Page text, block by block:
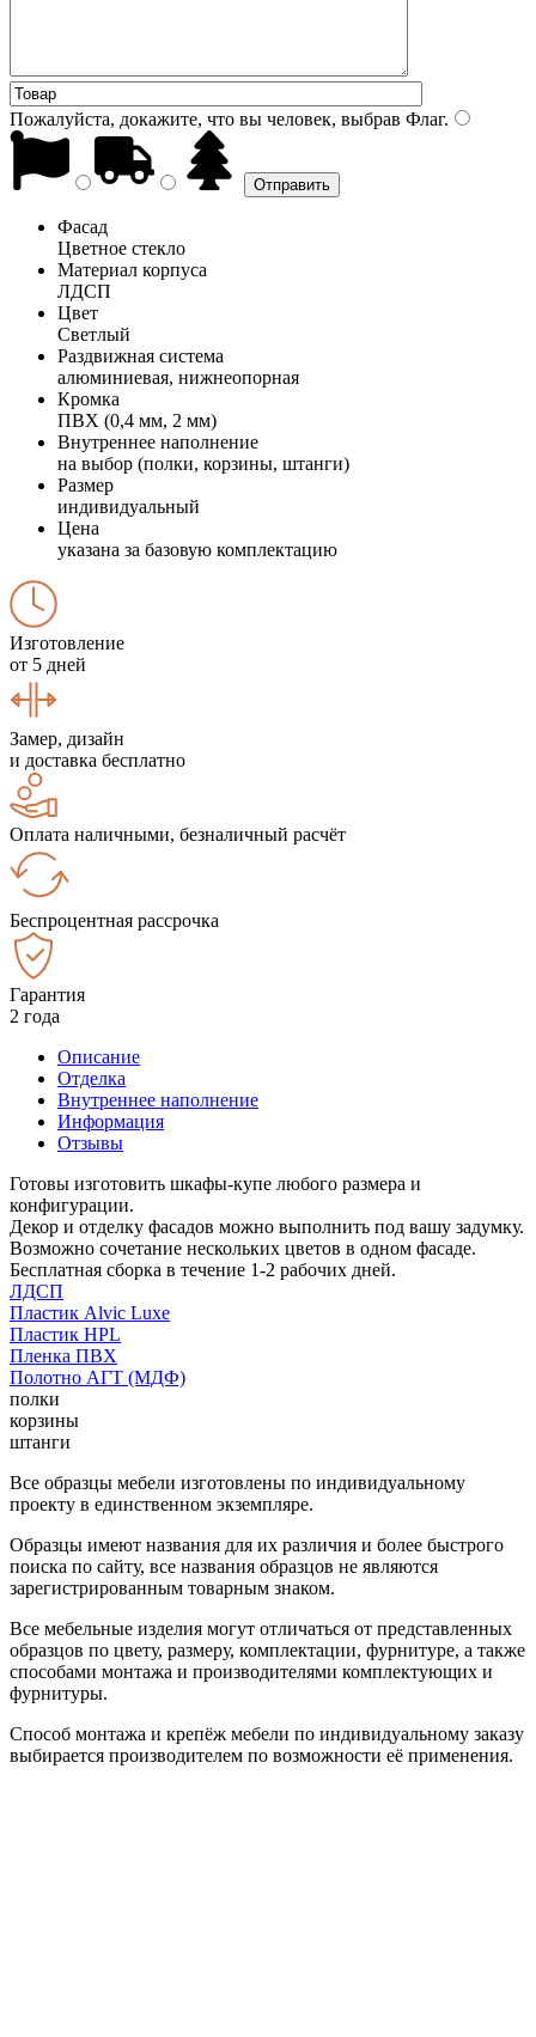
Пожалуйста, докажите, что вы человек, выбрав Флаг.
Фасад
Цветное стекло
Материал корпуса
ЛДСП
Цвет
Светлый
Раздвижная система
алюминиевая, нижнеопорная
Кромка
ПВХ (0,4 мм, 2 мм)
Внутреннее наполнение
на выбор (полки, корзины, штанги)
Размер
индивидуальный
Цена
указана за базовую комплектацию
Изготовление
от 5 дней
Замер, дизайн
и доставка бесплатно
Оплата наличными, безналичный расчёт
Беспроцентная рассрочка
Гарантия
2 года
Описание
Отделка
Внутреннее наполнение
Информация
Отзывы
Готовы изготовить шкафы-купе любого размера и
конфигурации.
Декор и отделку фасадов можно выполнить под вашу задумку.
Возможно сочетание нескольких цветов в одном фасаде.
Бесплатная сборка в течение 1-2 рабочих дней.
ЛДСП
Пластик Alvic Luxe
Пластик HPL
Пленка ПВХ
Полотно АГТ (МДФ)
полки
корзины
штанги
Все образцы мебели изготовлены по индивидуальному
проекту в единственном экземпляре.
Образцы имеют названия для их различия и более быстрого
поиска по сайту, все названия образцов не являются
зарегистрированным товарным знаком.
Все мебельные изделия могут отличаться от представленных
образцов по цвету, размеру, комплектации, фурнитуре, а также
способами монтажа и производителями комплектующих и
фурнитуры.
Способ монтажа и крепёж мебели по индивидуальному заказу
выбирается производителем по возможности её применения.